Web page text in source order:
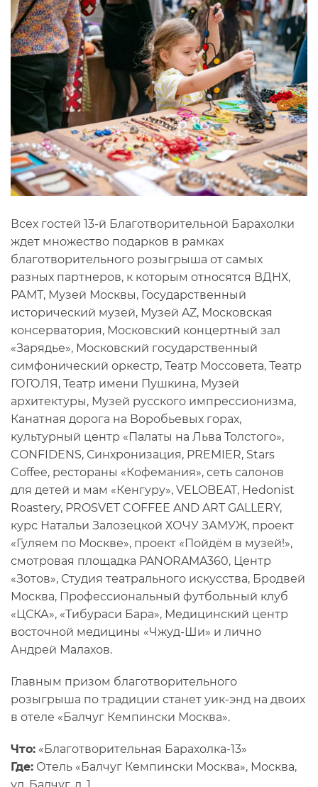
Всех гостей 13-й Благотворительной Барахолки
ждет множество подарков в рамках
благотворительного розыгрыша от самых
разных партнеров, к которым относятся ВДНХ,
РАМТ, Музей Москвы, Государственный
исторический музей, Музей AZ, Московская
консерватория, Московский концертный зал
«Зарядье», Московский государственный
симфонический оркестр, Театр Моссовета, Театр
ГОГОЛЯ, Театр имени Пушкина, Музей
архитектуры, Музей русского импрессионизма,
Канатная дорога на Воробьевых горах,
культурный центр «Палаты на Льва Толстого»,
CONFIDENS, Синхронизация, PREMIER, Stars
Coffee, рестораны «Кофемания», сеть салонов
для детей и мам «Кенгуру», VELOBEAT, Hedonist
Roastery, PROSVET COFFEE AND ART GALLERY,
курс Натальи Залозецкой ХОЧУ ЗАМУЖ, проект
«Гуляем по Москве», проект «Пойдём в музей!»,
смотровая площадка PANORAMA360, Центр
«Зотов», Студия театрального искусства, Бродвей
Москва, Профессиональный футбольный клуб
«ЦСКА», «Тибураси Бара», Медицинский центр
восточной медицины «Чжуд-Ши» и лично
Андрей Малахов.
Главным призом благотворительного
розыгрыша по традиции станет уик-энд на двоих
в отеле «Балчуг Кемпински Москва».
Что: «Благотворительная Барахолка-13»
Где: Отель «Балчуг Кемпински Москва», Москва,
ул. Балчуг, д. 1